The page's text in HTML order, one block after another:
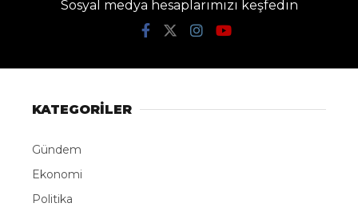
Sosyal medya hesaplarımızı keşfedin
KATEGORİLER
Gündem
Ekonomi
Politika